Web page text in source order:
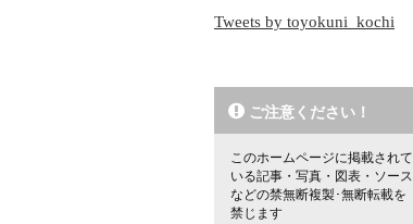
Tweets by toyokuni_kochi
ご注意ください！
このホームページに掲載されて
いる記事・写真・図表・ソース
などの禁無断複製･無断転載を
禁じます